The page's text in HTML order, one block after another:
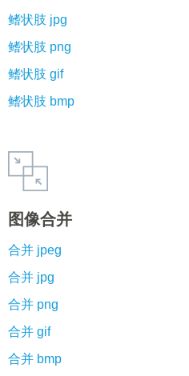
鳍状肢 jpg
鳍状肢 png
鳍状肢 gif
鳍状肢 bmp
图像合并
合并 jpeg
合并 jpg
合并 png
合并 gif
合并 bmp